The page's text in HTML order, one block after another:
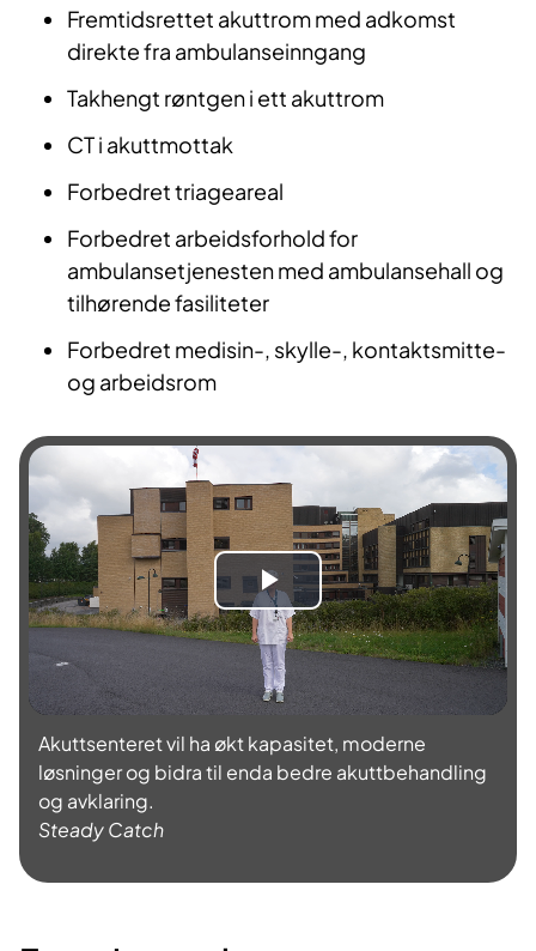
Fremtidsrettet akuttrom med adkomst
direkte fra ambulanseinngang​​
Takhengt røntgen i ett akuttrom​​
CT i akuttmottak​​
Forbedret triageareal​​
Forbedret arbeidsforhold for
ambulansetjenesten med ambulansehall og
tilhørende fasiliteter​​
Forbedret medisin-, skylle-, kontaktsmitte-
og arbeidsrom
S
p
i
l
a
Akuttsenteret vil ha økt kapasitet, moderne
løsninger og bidra til enda bedre akuttbehandling
og avklaring.
Steady Catch